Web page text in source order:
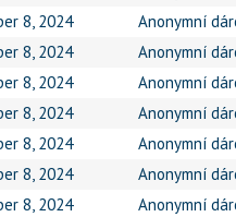
8, 2024
Anonymní
8, 2024
Anonymní
8, 2024
Anonymní
8, 2024
Anonymní
8, 2024
Anonymní
8, 2024
Anonymní
8, 2024
Anonymní